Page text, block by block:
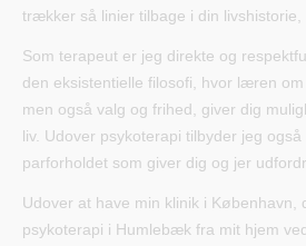
trækker så linier tilbage i din
Som terapeut er jeg direkte og
den eksistentielle filosofi, hvor læren
men også valg og frihed, giver dig
liv. Udover psykoterapi tilbyder jeg
parforholdet som giver dig og jer
Udover at have min klinik i København,
psykoterapi i Humlebæk fra mit hjem